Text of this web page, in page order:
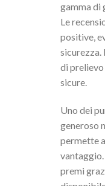
gamma di
Le
positive,
di prelievo
sicure.
Uno dei
generoso
permette
premi